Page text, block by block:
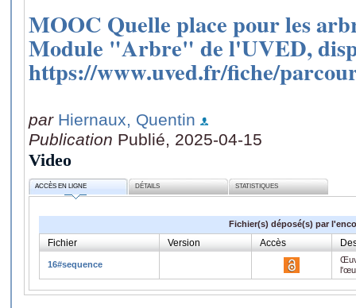
MOOC Quelle place pour les
Module "Arbre" de l'UVED,
https://www.uved.fr/fiche/
par Hiernaux, Quentin
Publication Publié, 2025-04-15
Video
ACCÈS EN LIGNE DÉTAILS STATISTIQUES
Fichier(s) déposé(s) par
Fichier Version Accès
16#sequence